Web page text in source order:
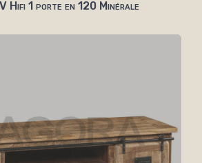
Hifi 1 porte en 120 Minérale